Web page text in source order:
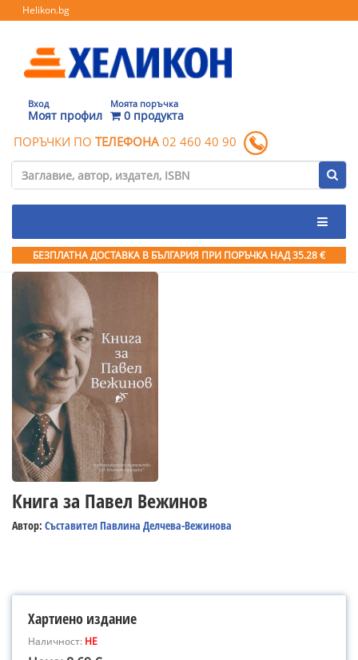
Helikon.bg
Вход
Моят профил
Моята поръчка
0 продукта
ПОРЪЧКИ ПО ТЕЛЕФОНА 02 460 40 90
БЕЗПЛАТНА ДОСТАВКА В БЪЛГАРИЯ ПРИ ПОРЪЧКА НАД 35.28 €
Книга за Павел Вежинов
Автор: Съставител Павлина Делчева-Вежинова
Хартиено издание
Наличност: НЕ